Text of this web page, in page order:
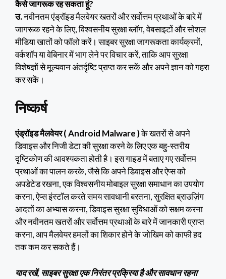
कैसे जागरूक रह सकता हूं?
उ.नवीनतम एंड्रॉइड मैलवेयर खतरों और सर्वोत्तम प्रथाओं के बारे में
जागरूक रहने के लिए, विश्वसनीय सुरक्षा ब्लॉग, वेबसाइटों और सोशल
मीडिया खातों को फॉलो करें। साइबर सुरक्षा जागरूकता कार्यक्रमों,
वर्कशॉप या वेबिनार में भाग लेने पर विचार करें, ताकि आप सुरक्षा
विशेषज्ञों से मूल्यवान अंतर्दृष्टि प्राप्त कर सकें और अपने ज्ञान को गहरा
कर सकें।
निष्कर्ष
एंड्रॉइड मैलवेयर ( Android Malware )के खतरों से अपने
डिवाइस और निजी डेटा की सुरक्षा करने के लिए एक बहु-स्तरीय
दृष्टिकोण की आवश्यकता होती है। इस गाइड में बताए गए सर्वोत्तम
प्रथाओं का पालन करके, जैसे कि अपने डिवाइस और ऐप्स को
अपडेटेड रखना, एक विश्वसनीय मोबाइल सुरक्षा समाधान का उपयोग
करना, ऐप्स इंस्टॉल करते समय सावधानी बरतना, सुरक्षित ब्राउज़िंग
आदतों का अभ्यास करना, डिवाइस सुरक्षा सुविधाओं को सक्षम करना
और नवीनतम खतरों और सर्वोत्तम प्रथाओं के बारे में जानकारी प्राप्त
करना, आप मैलवेयर हमलों का शिकार होने के जोखिम को काफी हद
तक कम कर सकते हैं।
याद रखें, साइबर सुरक्षा एक निरंतर प्रक्रिया है और सावधान रहना